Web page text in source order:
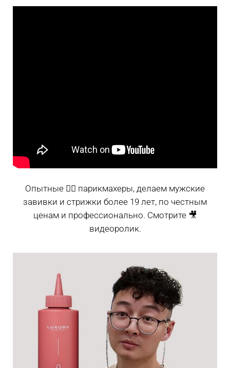
Опытные 💇‍♂️ парикмахеры, делаем мужские
завивки и стрижки более 19 лет, по честным
ценам и профессионально. Смотрите 🎥
видеоролик.